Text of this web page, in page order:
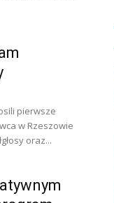
pierwsze
w Rzeszowie
oraz...